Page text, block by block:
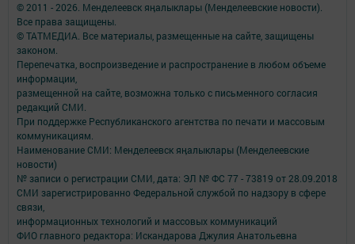
© 2011 - 2026. Менделеевск яӊалыклары (Менделеевские новости).
Все права защищены.
© ТАТМЕДИА. Все материалы, размещенные на сайте, защищены
законом.
Перепечатка, воспроизведение и распространение в любом объеме
информации,
размещенной на сайте, возможна только с письменного согласия
редакций СМИ.
При поддержке Республиканского агентства по печати и массовым
коммуникациям.
Наименование СМИ: Менделеевск яӊалыклары (Менделеевские
новости)
№ записи о регистрации СМИ, дата: ЭЛ № ФС 77 - 73819 от 28.09.2018
СМИ зарегистрированно Федеральной службой по надзору в сфере
связи,
информационных технологий и массовых коммуникаций
ФИО главного редактора: Искандарова Джулия Анатольевна